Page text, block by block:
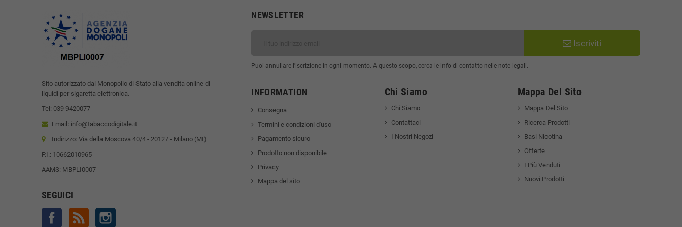
Sito autorizzato dal Monopolio di Stato alla vendita online di
liquidi per sigaretta elettronica.
Tel: 039 9420077
Email: info@tabaccodigitale.it
Indirizzo: Via della Moscova 40/4 - 20127 - Milano (MI)
P.I.: 10662010965
AAMS: MBPLI0007
SEGUICI
Facebook Rss
NEWSLETTER
Iscriviti
Puoi annullare l'iscrizione in ogni momento. A questo scopo, cerca le info di contatto nelle note legali.
INFORMATION
Consegna
Termini e condizioni d'uso
Pagamento sicuro
Prodotto non disponibile
Privacy
Mappa del sito
Chi Siamo
Chi Siamo
Contattaci
I Nostri Negozi
Mappa Del Sito
Mappa Del Sito
Ricerca Prodotti
Basi Nicotina
Offerte
I Più Venduti
Nuovi Prodotti